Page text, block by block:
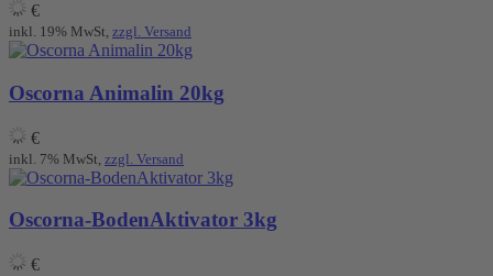
€
inkl. 19% MwSt, zzgl. Versand
Oscorna Animalin 20kg
€
inkl. 7% MwSt, zzgl. Versand
Oscorna-BodenAktivator 3kg
€